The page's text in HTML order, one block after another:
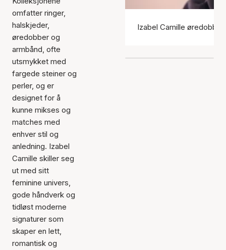
omfatter ringer,
halskjeder,
øredobber og
armbånd, ofte
utsmykket med
fargede steiner og
perler, og er
designet for å
kunne mikses og
matches med
enhver stil og
anledning. Izabel
Camille skiller seg
ut med sitt
feminine univers,
gode håndverk og
tidløst moderne
signaturer som
skaper en lett,
romantisk og
Izabel Camille øredobber